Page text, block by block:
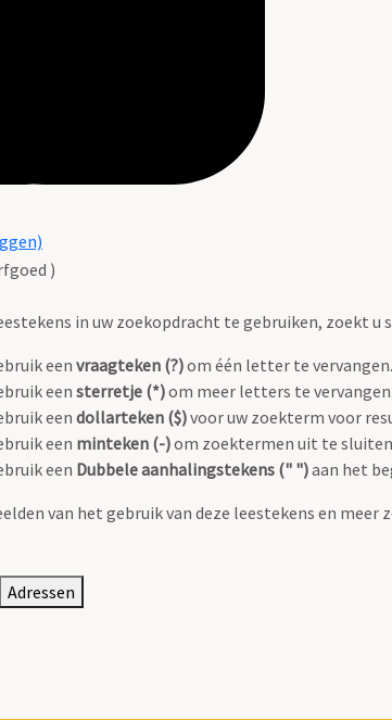
)
in uw zoekopdracht te gebruiken, zoekt u
eenvraagteken (?)om één letter te vervangen.
eensterretje (*)om meer letters te vervangen.
eendollarteken ($)voor uw zoekterm voor
een minteken (-)om zoektermen uit te
een Dubbele aanhalingstekens (" ")aan het
van het gebruik van deze leestekens en meer
Adressen